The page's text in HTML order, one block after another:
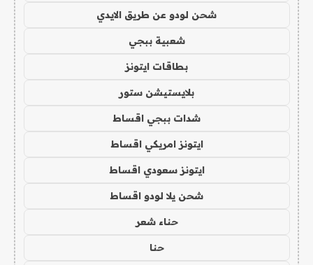
شحن لودو عن طريق الايدي
شعبية ببجي
بطاقات ايتونز
بلايستيشن ستور
شدات ببجي اقساط
ايتونز امريكي اقساط
ايتونز سعودي اقساط
شحن يلا لودو اقساط
حناء شعر
حنا